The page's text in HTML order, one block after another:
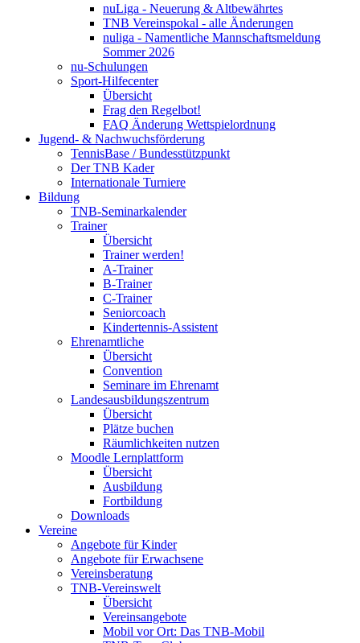
nuLiga - Neuerung & Altbewährtes
TNB Vereinspokal - alle Änderungen
nuliga - Namentliche Mannschaftsmeldung
Sommer 2026
nu-Schulungen
Sport-Hilfecenter
Übersicht
Frag den Regelbot!
FAQ Änderung Wettspielordnung
Jugend- & Nachwuchsförderung
TennisBase / Bundesstützpunkt
Der TNB Kader
Internationale Turniere
Bildung
TNB-Seminarkalender
Trainer
Übersicht
Trainer werden!
A-Trainer
B-Trainer
C-Trainer
Seniorcoach
Kindertennis-Assistent
Ehrenamtliche
Übersicht
Convention
Seminare im Ehrenamt
Landesausbildungszentrum
Übersicht
Plätze buchen
Räumlichkeiten nutzen
Moodle Lernplattform
Übersicht
Ausbildung
Fortbildung
Downloads
Vereine
Angebote für Kinder
Angebote für Erwachsene
Vereinsberatung
TNB-Vereinswelt
Übersicht
Vereinsangebote
Mobil vor Ort: Das TNB-Mobil